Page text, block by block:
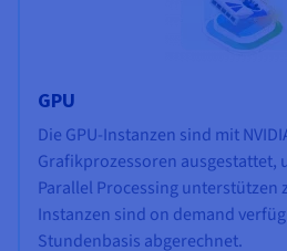
GPU
Die GPU-Instanzen sind mit
Grafikprozessoren ausgestattet,
Parallel Processing unterstützen
Instanzen sind on demand
Stundenbasis abgerechnet.